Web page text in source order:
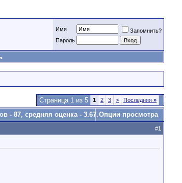
Имя
Запомнить?
Пароль
Страница 1 из 5 1 2 3 > Последняя »
Опции просмотра
#1